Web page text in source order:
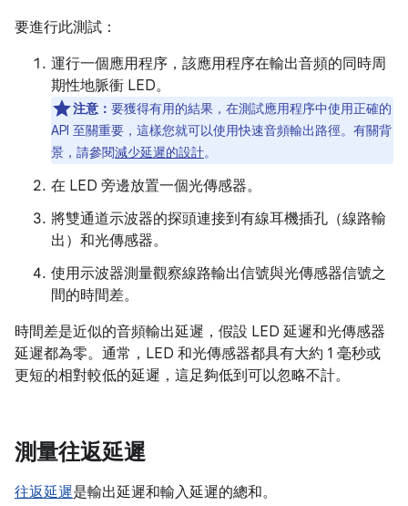
要進行此測試：
運行一個應用程序，該應用程序在輸出音頻的同時周
期性地脈衝 LED。
注意： 要獲得有用的結果，在測試應用程序中使用正確的
API 至關重要，這樣您就可以使用快速音頻輸出路徑。有關背
景，請參閱減少延遲的設計。
在 LED 旁邊放置一個光傳感器。
將雙通道示波器的探頭連接到有線耳機插孔（線路輸
出）和光傳感器。
使用示波器測量觀察線路輸出信號與光傳感器信號之
間的時間差。
時間差是近似的音頻輸出延遲，假設 LED 延遲和光傳感器
延遲都為零。通常，LED 和光傳感器都具有大約 1 毫秒或
更短的相對較低的延遲，這足夠低到可以忽略不計。
測量往返延遲
往返延遲是輸出延遲和輸入延遲的總和。